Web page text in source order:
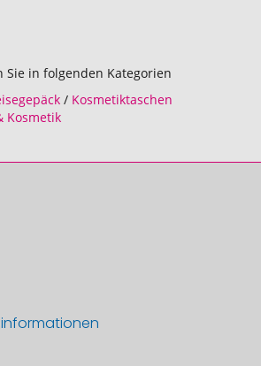
Sie in folgenden Kategorien
/ Kosmetiktaschen
Kosmetik